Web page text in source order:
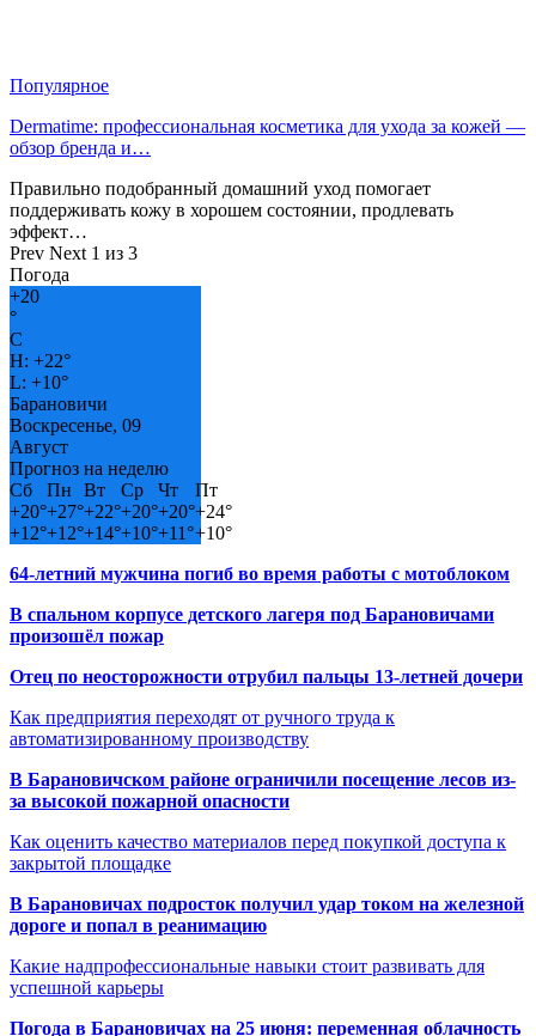
Популярное
Dermatime: профессиональная косметика для ухода за кожей —
обзор бренда и…
Правильно подобранный домашний уход помогает
поддерживать кожу в хорошем состоянии, продлевать
эффект…
Prev Next 1 из 3
Погода
+20
°
C
H: +22°
L: +10°
Барановичи
Воскресенье, 09
Август
Прогноз на неделю
Сб
Пн Вт Ср Чт
Пт
+20°+27°+22°+20°+20°+24°
+12°+12°+14°+10°+11°+10°
64-летний мужчина погиб во время работы с мотоблоком
В спальном корпусе детского лагеря под Барановичами
произошёл пожар
Отец по неосторожности отрубил пальцы 13-летней дочери
Как предприятия переходят от ручного труда к
автоматизированному производству
В Барановичском районе ограничили посещение лесов из-
за высокой пожарной опасности
Как оценить качество материалов перед покупкой доступа к
закрытой площадке
В Барановичах подросток получил удар током на железной
дороге и попал в реанимацию
Какие надпрофессиональные навыки стоит развивать для
успешной карьеры
Погода в Барановичах на 25 июня: переменная облачность